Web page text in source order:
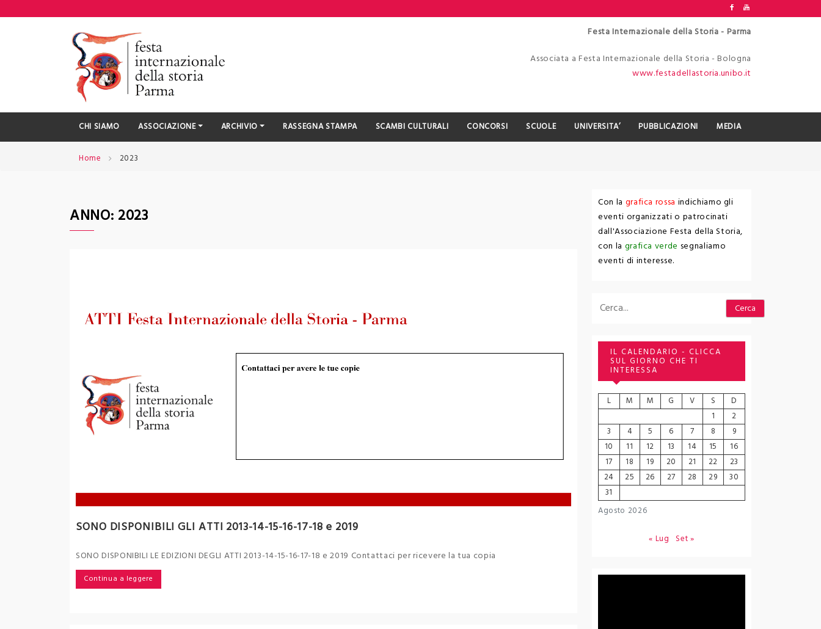
to
Festa Internazionale della Storia - Parma
Associata a Festa Internazionale della Storia - Bologna
www.festadellastoria.unibo.it
CHI SIAMO ASSOCIAZIONE ARCHIVIO RASSEGNA STAMPA SCAMBI CULTURALI CONCORSI SCUOLE UNIVERSITA’ PUBBLICAZIONI MEDIA
Home 2023
ANNO: 2023
SONO DISPONIBILI GLI ATTI 2013-14-15-16-17-18 e 2019
SONO DISPONIBILI LE EDIZIONI DEGLI ATTI 2013-14-15-16-17-18 e 2019 Contattaci per ricevere la tua copia
Continua a leggere
Con la grafica rossa indichiamo gli
eventi organizzati o patrocinati
dall'Associazione Festa della Storia,
con la grafica verde segnaliamo
eventi di interesse.
Cerca Cerca
IL CALENDARIO - CLICCA
SUL GIORNO CHE TI
INTERESSA
Agosto 2026
L M M G V S
D
1
2
3
4 5 6 7 8
9
10
11 12 13 14 15
16
17
18 19 20 21 22
23
24
25 26 27 28 29
30
31
« Lug Set »